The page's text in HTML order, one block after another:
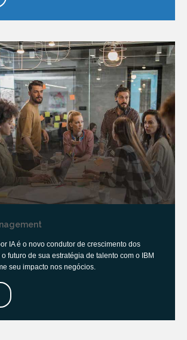
IA é o novo condutor de crescimento dos
futuro de sua estratégia de talento com o IBM
seu impacto nos negócios.